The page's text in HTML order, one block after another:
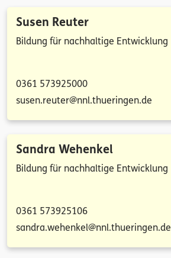
Susen Reuter
Bildung für nachhaltige Entwicklung
0361 573925000
susen.reuter@nnl.thueringen.de
Sandra Wehenkel
Bildung für nachhaltige Entwicklung
0361 573925106
sandra.wehenkel@nnl.thueringen.de